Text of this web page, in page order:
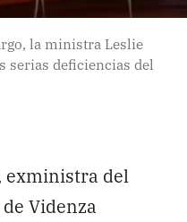
la ministra Leslie
serias deficiencias del
exministra del
Videnza